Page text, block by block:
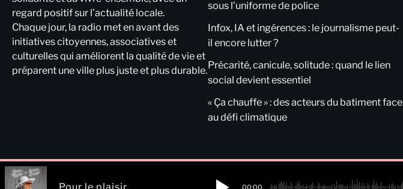
regard positif sur l’actualité locale.
Chaque jour, la radio met en avant des
initiatives citoyennes, associatives et
culturelles qui améliorent la qualité de vie et
préparent une ville plus juste et plus durable.
sous l’uniforme de police
Infox, IA et ingérences : le journalisme peut-
il encore lutter ?
Précarité, canicule, solitude : quand le lien
social devient essentiel
« Ça chauffe » : des acteurs du batiment face
au défi climatique
00:00